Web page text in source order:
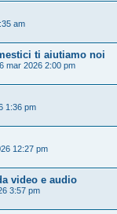
am
ti aiutiamo noi
mar 2026 2:00 pm
1:36 pm
12:27 pm
video e audio
3:57 pm